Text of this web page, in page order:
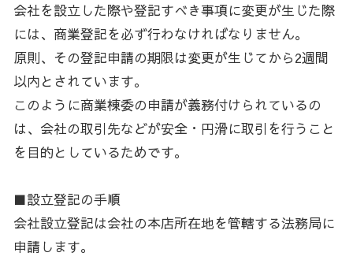
会社を設立した際や登記すべき事項に変更が生じた際
には、商業登記を必ず行わなければなりません。
原則、その登記申請の期限は変更が生じてから2週間
以内とされています。
このように商業棟委の申請が義務付けられているの
は、会社の取引先などが安全・円滑に取引を行うこと
を目的としているためです。
■設立登記の手順
会社設立登記は会社の本店所在地を管轄する法務局に
申請します。